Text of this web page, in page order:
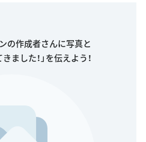
の作成者さんに写真と
ました！」を伝えよう！